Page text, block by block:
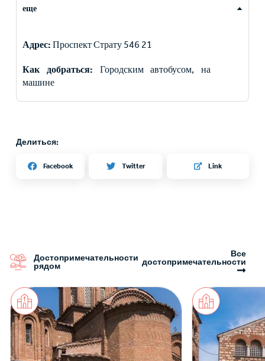
еще
Адрес: Проспект Страту 546 21
Как добраться: Городским автобусом, на
машине
Делиться:
Facebook Twitter Link
Достопримечательности
рядом
Все
достопримечательности